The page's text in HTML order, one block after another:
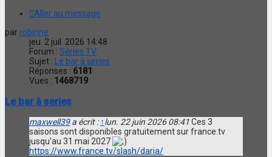
Aller au message
par robinne
jeu. 2 juil. 2026 14:48
Forum : Séries TV
Sujet : Le bar à series
Réponses : 6181
Vues : 1468719
Le bar à series
maxwell39a écrit : ↑lun. 22 juin 2026 08:41Ces 3
saisons sont disponibles gratuitement sur france.tv
jusqu'au 31 mai 2027
https://www.france.tv/slash/daria/